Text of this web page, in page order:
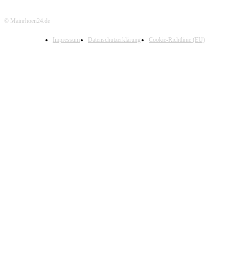
© Mainrhoen24.de
Impressum Datenschutzerklärung Cookie-Richtlinie (EU)